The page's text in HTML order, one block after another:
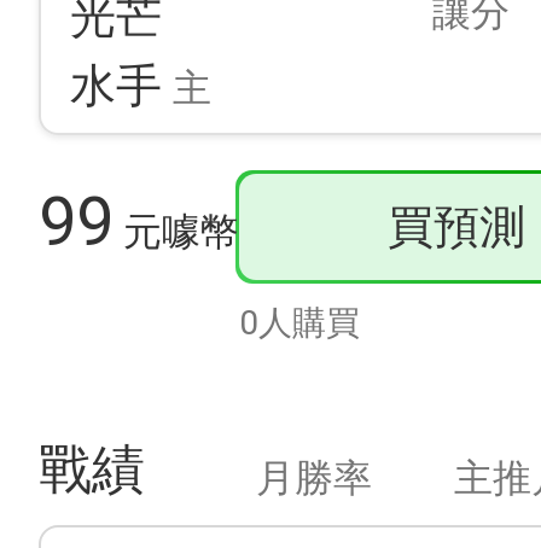
光芒
水手 主
讓分
99 元噱幣 買預測
0人購買
戰績 月勝率 主